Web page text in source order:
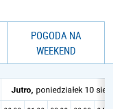
POGODA NA
WEEKEND